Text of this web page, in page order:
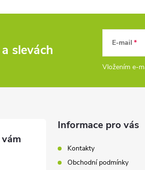
a
í
r
y
a slevách E-mail
Vložením e-
Informace pro vás
Kontakty
Obchodní podmínky